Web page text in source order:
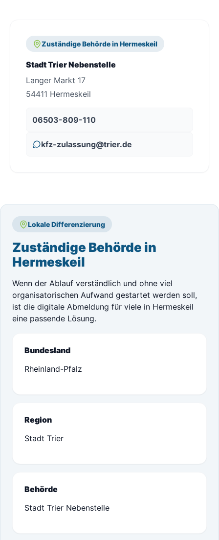
Zuständige Behörde in Hermeskeil
Stadt Trier Nebenstelle
Langer Markt 17
54411 Hermeskeil
06503-809-110
kfz-zulassung@trier.de
Lokale Differenzierung
Zuständige Behörde in
Hermeskeil
Wenn der Ablauf verständlich und ohne viel
organisatorischen Aufwand gestartet werden soll,
ist die digitale Abmeldung für viele in Hermeskeil
eine passende Lösung.
Bundesland
Rheinland-Pfalz
Region
Stadt Trier
Behörde
Stadt Trier Nebenstelle